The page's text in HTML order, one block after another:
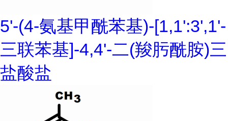
5'-(4-氨基甲酰苯基)-[1,1':3',1'-
三联苯基]-4,4'-二(羧肟酰胺)三
盐酸盐